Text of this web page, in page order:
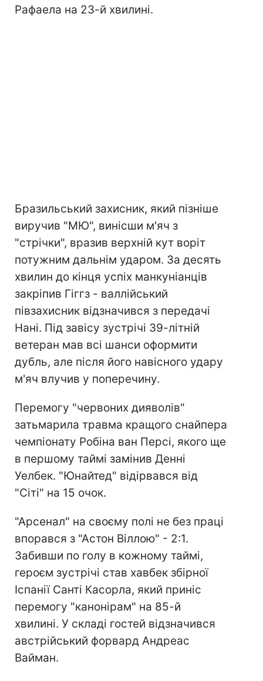
Рафаела на 23-й хвилині.
Бразильський захисник, який пізніше
виручив "МЮ", винісши м'яч з
"стрічки", вразив верхній кут воріт
потужним дальнім ударом. За десять
хвилин до кінця успіх манкуніанців
закріпив Гіггз - валлійський
півзахисник відзначився з передачі
Нані. Під завісу зустрічі 39-літній
ветеран мав всі шанси оформити
дубль, але після його навісного удару
м'яч влучив у поперечину.
Перемогу "червоних дияволів"
затьмарила травма кращого снайпера
чемпіонату Робіна ван Персі, якого ще
в першому таймі замінив Денні
Уелбек. "Юнайтед" відірвався від
"Сіті" на 15 очок.
"Арсенал" на своєму полі не без праці
впорався з "Астон Віллою" - 2:1.
Забивши по голу в кожному таймі,
героєм зустрічі став хавбек збірної
Іспанії Санті Касорла, який приніс
перемогу "канонірам" на 85-й
хвилині. У складі гостей відзначився
австрійський форвард Андреас
Вайман.